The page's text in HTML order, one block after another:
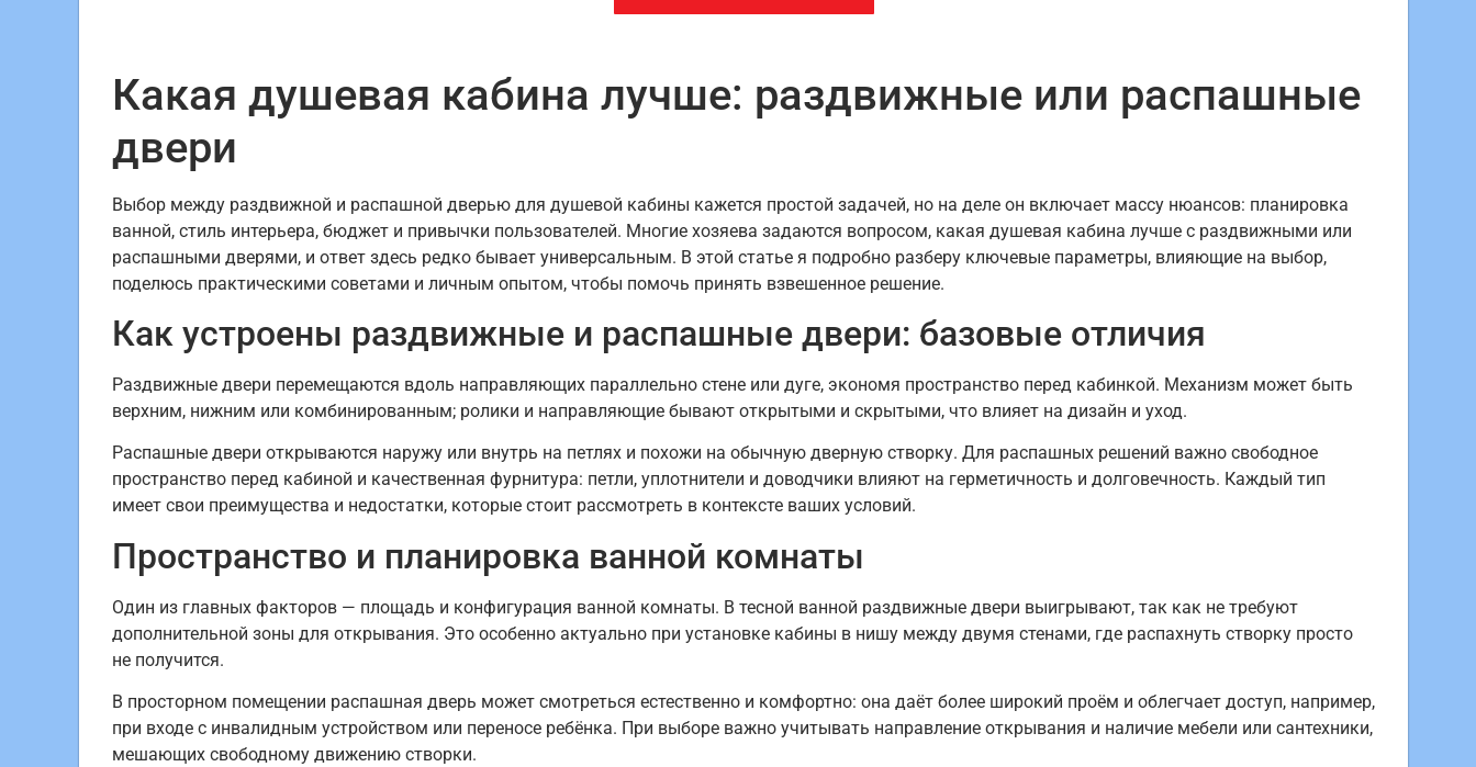
Какая душевая кабина лучше: раздвижные или распашные
двери
Выбор между раздвижной и распашной дверью для душевой кабины кажется простой задачей, но на деле он включает массу нюансов: планировка
ванной, стиль интерьера, бюджет и привычки пользователей. Многие хозяева задаются вопросом, какая душевая кабина лучше с раздвижными или
распашными дверями, и ответ здесь редко бывает универсальным. В этой статье я подробно разберу ключевые параметры, влияющие на выбор,
поделюсь практическими советами и личным опытом, чтобы помочь принять взвешенное решение.
Как устроены раздвижные и распашные двери: базовые отличия
Раздвижные двери перемещаются вдоль направляющих параллельно стене или дуге, экономя пространство перед кабинкой. Механизм может быть
верхним, нижним или комбинированным; ролики и направляющие бывают открытыми и скрытыми, что влияет на дизайн и уход.
Распашные двери открываются наружу или внутрь на петлях и похожи на обычную дверную створку. Для распашных решений важно свободное
пространство перед кабиной и качественная фурнитура: петли, уплотнители и доводчики влияют на герметичность и долговечность. Каждый тип
имеет свои преимущества и недостатки, которые стоит рассмотреть в контексте ваших условий.
Пространство и планировка ванной комнаты
Один из главных факторов — площадь и конфигурация ванной комнаты. В тесной ванной раздвижные двери выигрывают, так как не требуют
дополнительной зоны для открывания. Это особенно актуально при установке кабины в нишу между двумя стенами, где распахнуть створку просто
не получится.
В просторном помещении распашная дверь может смотреться естественно и комфортно: она даёт более широкий проём и облегчает доступ, например,
при входе с инвалидным устройством или переносе ребёнка. При выборе важно учитывать направление открывания и наличие мебели или сантехники,
мешающих свободному движению створки.